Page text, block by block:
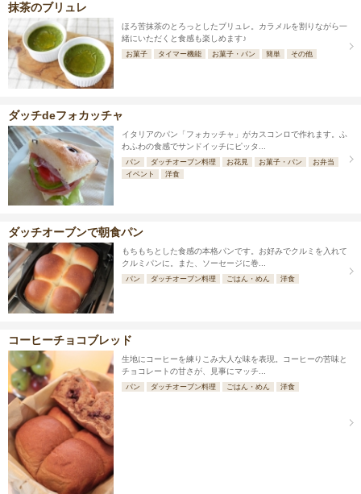
抹茶のブリュレ
ほろ苦抹茶のとろっとしたブリュレ。カラメルを割りながら一
緒にいただくと食感も楽しめます♪
お菓子 タイマー機能 お菓子・パン 簡単 その他
ダッチdeフォカッチャ
イタリアのパン「フォカッチャ」がカスコンロで作れます。ふ
わふわの食感でサンドイッチにピッタ...
パン ダッチオーブン料理 お花見 お菓子・パン
お弁当
イベント
洋食
ダッチオーブンで朝食パン
もちもちとした食感の本格パンです。お好みでクルミを入れて
クルミパンに。また、ソーセージに巻...
パン ダッチオーブン料理 ごはん・めん 洋食
コーヒーチョコブレッド
生地にコーヒーを練りこみ大人な味を表現。コーヒーの苦味と
チョコレートの甘さが、見事にマッチ...
パン ダッチオーブン料理 ごはん・めん 洋食